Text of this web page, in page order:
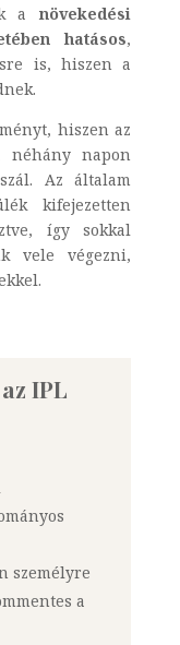
anövekedési
hatásos,
is, hiszen a
hiszen az
néhány napon
Az általam
kifejezetten
így sokkal
vele végezni,
IPL
személyre
a